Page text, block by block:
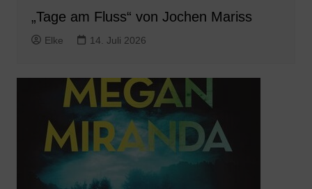
„Tage am Fluss“ von Jochen Mariss
Elke 14. Juli 2026